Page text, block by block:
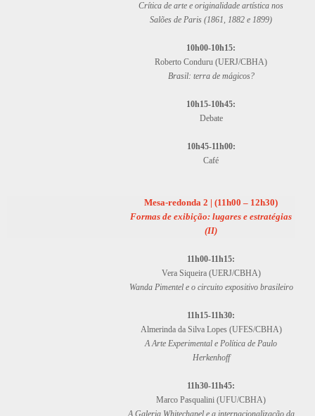
Crítica de arte e originalidade artística nos
Salões de Paris (1861, 1882 e 1899)
10h00-10h15:
Roberto Conduru (UERJ/CBHA)
Brasil: terra de mágicos?
10h15-10h45:
Debate
10h45-11h00:
Café
Mesa-redonda 2 | (11h00 – 12h30)
Formas de exibição: lugares e estratégias
(II)
11h00-11h15:
Vera Siqueira (UERJ/CBHA)
Wanda Pimentel e o circuito expositivo brasileiro
11h15-11h30:
Almerinda da Silva Lopes (UFES/CBHA)
A Arte Experimental e Política de Paulo
Herkenhoff
11h30-11h45:
Marco Pasqualini (UFU/CBHA)